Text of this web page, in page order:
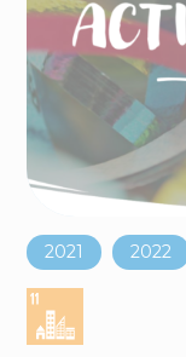
2021 2022